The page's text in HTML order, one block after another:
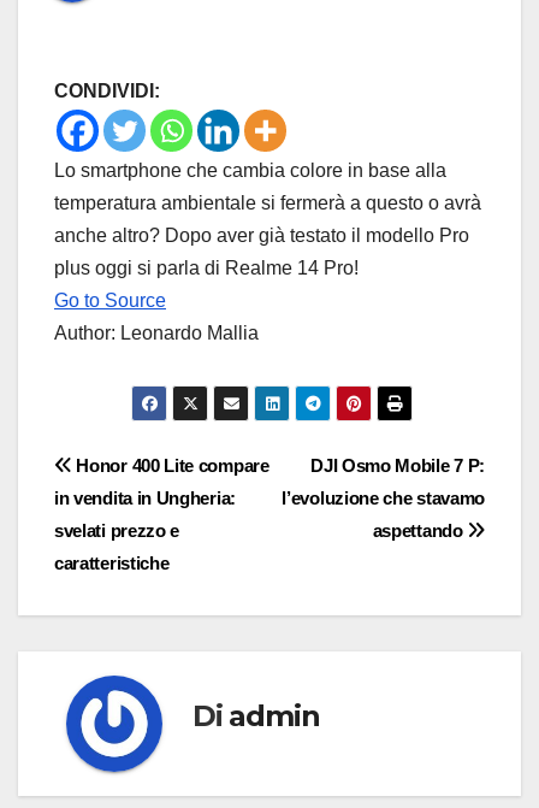
CONDIVIDI:
Lo smartphone che cambia colore in base alla
temperatura ambientale si fermerà a questo o avrà
anche altro? Dopo aver già testato il modello Pro
plus oggi si parla di Realme 14 Pro!
Go to Source
Author: Leonardo Mallia
Navigazione
articoli
DJI Osmo Mobile 7 P:
l’evoluzione che stavamo
aspettando
Honor 400 Lite compare
in vendita in Ungheria:
svelati prezzo e
caratteristiche
Di admin